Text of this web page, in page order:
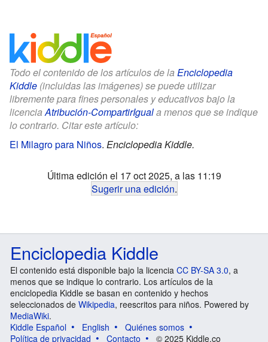
Todo el contenido de los artículos de la Enciclopedia
Kiddle (incluidas las imágenes) se puede utilizar
libremente para fines personales y educativos bajo la
licenciaAtribución-CompartirIguala menos que se indique
lo contrario. Citar este artículo:
El Milagro para Niños. Enciclopedia Kiddle.
Última edición el 17 oct 2025, a las 11:19
Sugerir una edición.
Enciclopedia Kiddle
El contenido está disponible bajo la licencia CC BY-SA 3.0, a
menos que se indique lo contrario. Los artículos de la
enciclopedia Kiddle se basan en contenido y hechos
seleccionados de Wikipedia, reescritos para niños. Powered by
MediaWiki.
Kiddle Español
English
Quiénes somos
Política de privacidad
Contacto © 2025 Kiddle.co